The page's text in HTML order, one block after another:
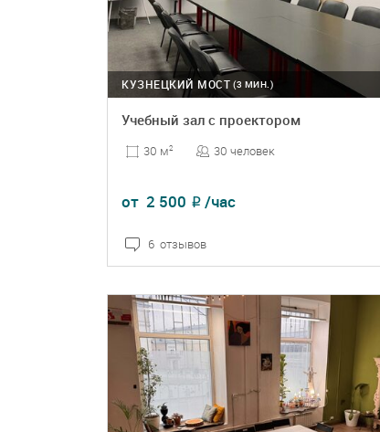
(3 МИН.)
КУЗНЕЦКИЙ МОСТ
Учебный зал с проектором
30 м2 30 человек
от 2 500 ₽ /час
6 отзывов